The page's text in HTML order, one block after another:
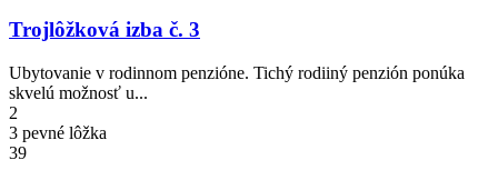
Trojlôžková izba č. 3
Ubytovanie v rodinnom penzióne. Tichý rodiiný penzión ponúka
skvelú možnosť u...
2
3 pevné lôžka
39